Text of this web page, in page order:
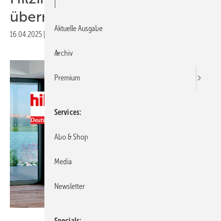
übernommen
16.04.2025 Druckvorschau
Aktuelle Ausgabe
Archiv
Premium
Services
Abo & Shop
Media
Newsletter